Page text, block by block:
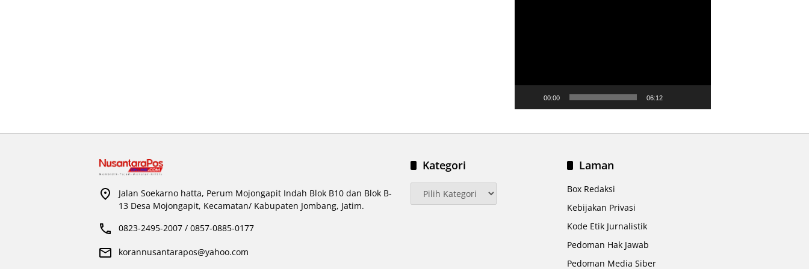
00:00 06:12
Jalan Soekarno hatta, Perum Mojongapit Indah Blok B10 dan Blok B-
13 Desa Mojongapit, Kecamatan/ Kabupaten Jombang, Jatim.
0823-2495-2007 / 0857-0885-0177
korannusantarapos@yahoo.com
Kategori
Kategori
Laman
Box Redaksi
Kebijakan Privasi
Kode Etik Jurnalistik
Pedoman Hak Jawab
Pedoman Media Siber